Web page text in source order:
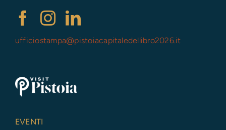
ufficiostampa@pistoiacapitaledellibro2026.it
EVENTI